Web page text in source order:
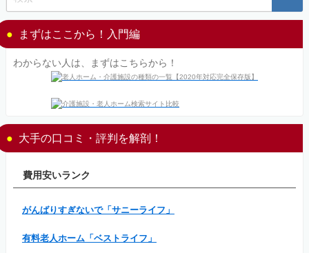
まずはここから！入門編
わからない人は、まずはこちらから！
大手の口コミ・評判を解剖！
費用安いランク
がんばりすぎないで「サニーライフ」
有料老人ホーム「ベストライフ」